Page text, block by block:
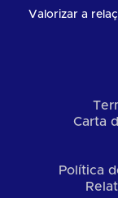
Valorizar a
Carta
Política